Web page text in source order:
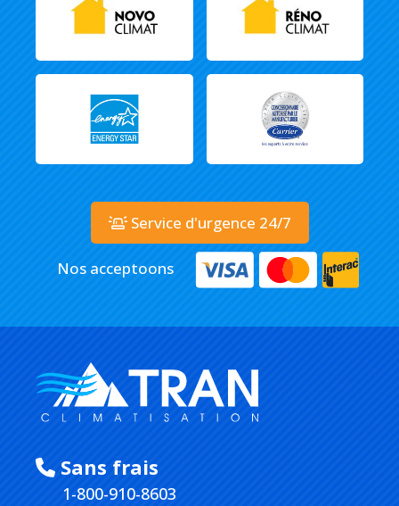
Sans frais
1-800-910-8603
Service d'urgence 24/7
Nos acceptoons